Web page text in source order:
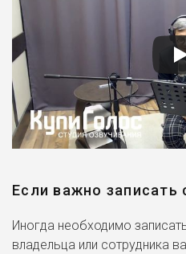
Если важно записать
Иногда необходимо
владельца или сотрудника